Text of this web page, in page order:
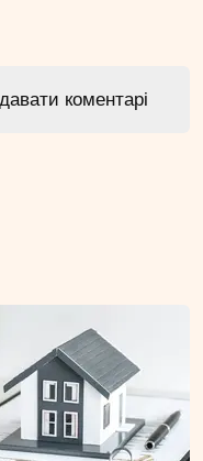
коментарі